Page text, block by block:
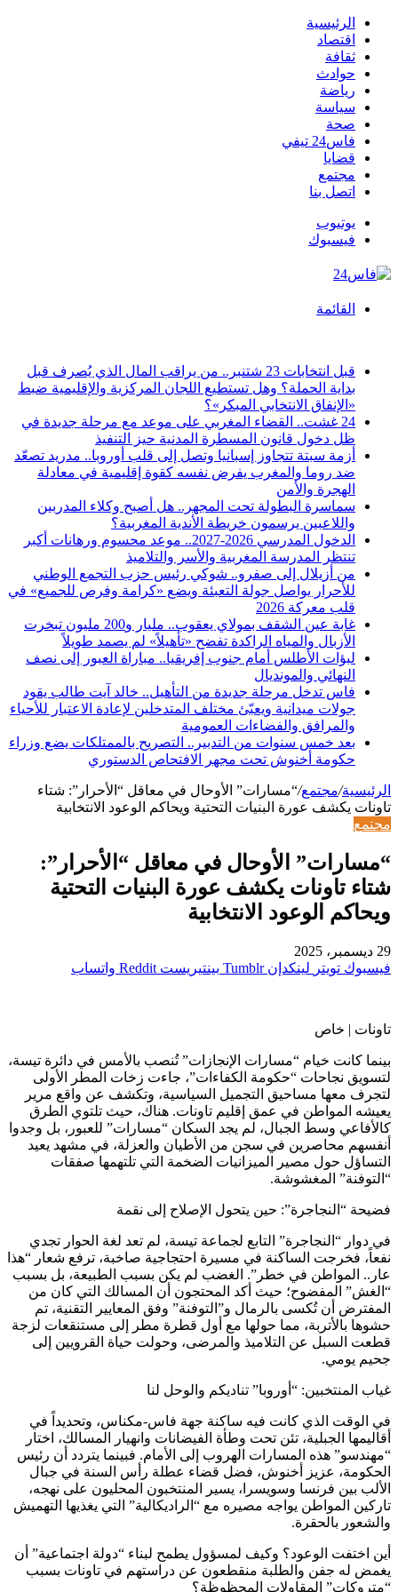
الرئيسية
اقتصاد
ثقافة
حوادث
رياضة
سياسة
صحة
فاس24 تيفي
قضايا
مجتمع
اتصل بنا
يوتيوب
فيسبوك
القائمة
قبل انتخابات 23 شتنبر.. من يراقب المال الذي يُصرف قبل
بداية الحملة؟ وهل تستطيع اللجان المركزية والإقليمية ضبط
«الإنفاق الانتخابي المبكر»؟
24 غشت.. القضاء المغربي على موعد مع مرحلة جديدة في
ظل دخول قانون المسطرة المدنية حيز التنفيذ
أزمة سبتة تتجاوز إسبانيا وتصل إلى قلب أوروبا.. مدريد تصعّد
ضد روما والمغرب يفرض نفسه كقوة إقليمية في معادلة
الهجرة والأمن
سماسرة البطولة تحت المجهر.. هل أصبح وكلاء المدربين
واللاعبين يرسمون خريطة الأندية المغربية؟
الدخول المدرسي 2026-2027.. موعد محسوم ورهانات أكبر
تنتظر المدرسة المغربية والأسر والتلاميذ
من أزيلال إلى صفرو.. شوكي رئيس حزب التجمع الوطني
للأحرار يواصل جولة التعبئة ويضع «كرامة وفرص للجميع» في
قلب معركة 2026
غابة عين الشقف بمولاي يعقوب.. مليار و200 مليون تبخرت
الأزبال والمياه الراكدة تفضح «تأهيلاً» لم يصمد طويلاً
لبؤات الأطلس أمام جنوب إفريقيا.. مباراة العبور إلى نصف
النهائي والمونديال
فاس تدخل مرحلة جديدة من التأهيل.. خالد آيت طالب يقود
جولات ميدانية ويعبّئ مختلف المتدخلين لإعادة الاعتبار للأحياء
والمرافق والفضاءات العمومية
بعد خمس سنوات من التدبير.. التصريح بالممتلكات يضع وزراء
حكومة أخنوش تحت مجهر الافتحاص الدستوري
الرئيسية/مجتمع/“مسارات” الأوحال في معاقل “الأحرار”: شتاء
تاونات يكشف عورة البنيات التحتية ويحاكم الوعود الانتخابية
مجتمع
“مسارات” الأوحال في معاقل “الأحرار”:
شتاء تاونات يكشف عورة البنيات التحتية
ويحاكم الوعود الانتخابية
29 ديسمبر، 2025
فيسبوك تويتر لينكدإن بينتيريست واتساب
تاونات | خاص
بينما كانت خيام “مسارات الإنجازات” تُنصب بالأمس في دائرة تيسة،
لتسويق نجاحات “حكومة الكفاءات”، جاءت زخات المطر الأولى
لتجرف معها مساحيق التجميل السياسية، وتكشف عن واقع مرير
يعيشه المواطن في عمق إقليم تاونات. هناك، حيث تلتوي الطرق
كالأفاعي وسط الجبال، لم يجد السكان “مسارات” للعبور، بل وجدوا
أنفسهم محاصرين في سجن من الأطيان والعزلة، في مشهد يعيد
التساؤل حول مصير الميزانيات الضخمة التي تلتهمها صفقات
“التوفنة” المغشوشة.
فضيحة “النجاجرة”: حين يتحول الإصلاح إلى نقمة
في دوار “النجاجرة” التابع لجماعة تيسة، لم تعد لغة الحوار تجدي
نفعاً، فخرجت الساكنة في مسيرة احتجاجية صاخبة، ترفع شعار “هذا
عار.. المواطن في خطر”. الغضب لم يكن بسبب الطبيعة، بل بسبب
“الغش” المفضوح؛ حيث أكد المحتجون أن المسالك التي كان من
المفترض أن تُكسى بالرمال و”التوفنة” وفق المعايير التقنية، تم
حشوها بالأتربة، مما حولها مع أول قطرة مطر إلى مستنقعات لزجة
قطعت السبل عن التلاميذ والمرضى، وحولت حياة القرويين إلى
جحيم يومي.
غياب المنتخبين: “أوروبا” تناديكم والوحل لنا
في الوقت الذي كانت فيه ساكنة جهة فاس-مكناس، وتحديداً في
أقاليمها الجبلية، تئن تحت وطأة الفيضانات وانهيار المسالك، اختار
“مهندسو” هذه المسارات الهروب إلى الأمام. فبينما يتردد أن رئيس
الحكومة، عزيز أخنوش، فضل قضاء عطلة رأس السنة في جبال
الألب بين فرنسا وسويسرا، يسير المنتخبون المحليون على نهجه،
تاركين المواطن يواجه مصيره مع “الراديكالية” التي يغذيها التهميش
والشعور بالحقرة.
أين اختفت الوعود؟ وكيف لمسؤول يطمح لبناء “دولة اجتماعية” أن
يغمض له جفن والطلبة منقطعون عن دراستهم في تاونات بسبب
“متروكات” المقاولات المحظوظة؟